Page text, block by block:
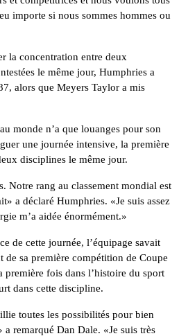
importe si nous sommes hommes ou
la concentration entre deux
le même jour, Humphries a
alors que Meyers Taylor a mis
monde n’a que louanges pour son
une journée intensive, la première
disciplines le même jour.
Notre rang au classement mondial est
a déclaré Humphries. «Je suis assez
m’a aidée énormément.»
de cette journée, l’équipage savait
de sa première compétition de Coupe
première fois dans l’histoire du sport
dans cette discipline.
toutes les possibilités pour bien
remarqué Dan Dale. «Je suis très